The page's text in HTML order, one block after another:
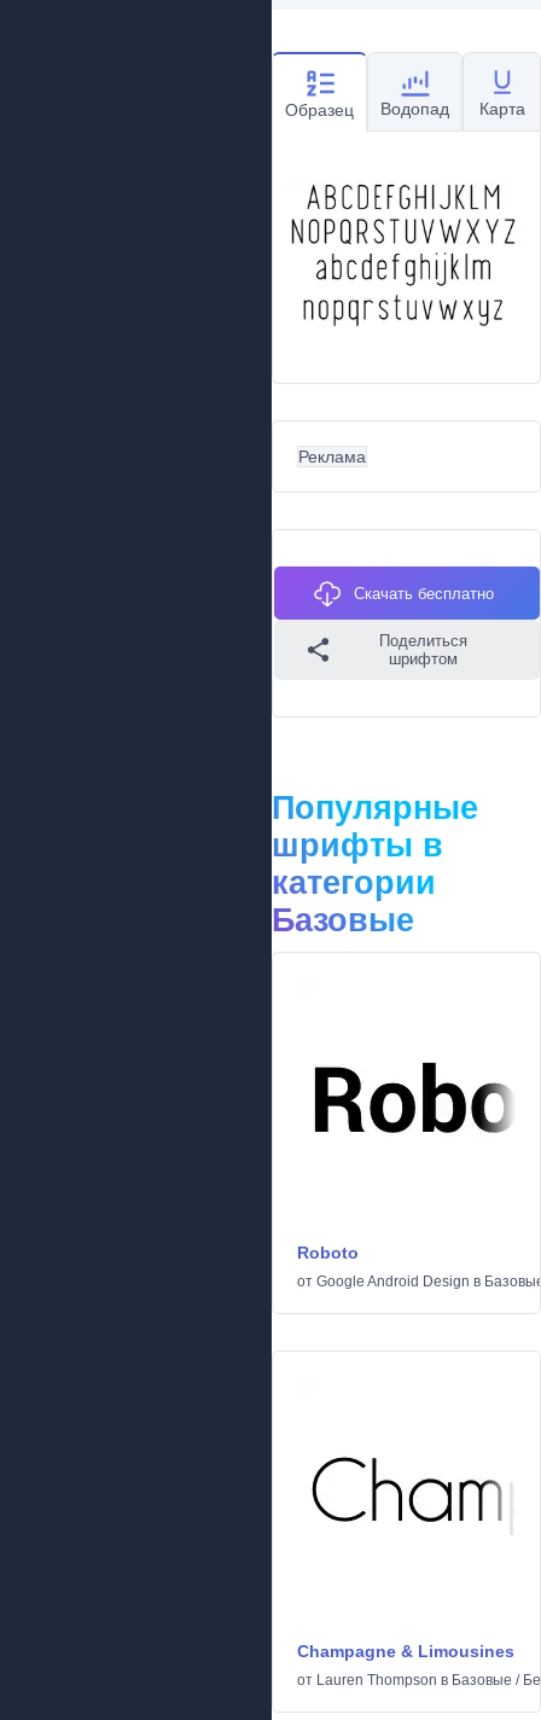
Образец Водопад Карта
Реклама
Скачать бесплатно
Поделиться
шрифтом
Популярные
шрифты в
категории
Базовые
Roboto
от Google Android Design в
Champagne & Limousines
от Lauren Thompson в Базовые /